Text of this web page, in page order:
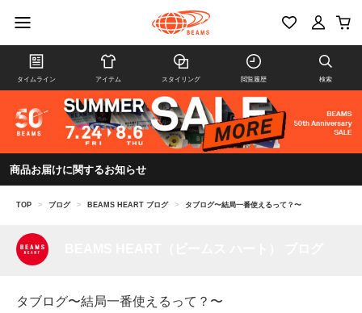
タイムライン アイテム スタイリング 閲覧履歴 検索
商品お届けに関するお知らせ
TOP > ブログ > BEAMS HEART ブログ > タブログ〜結局一番使えるって？〜
タブログ〜結局一番使えるって？〜